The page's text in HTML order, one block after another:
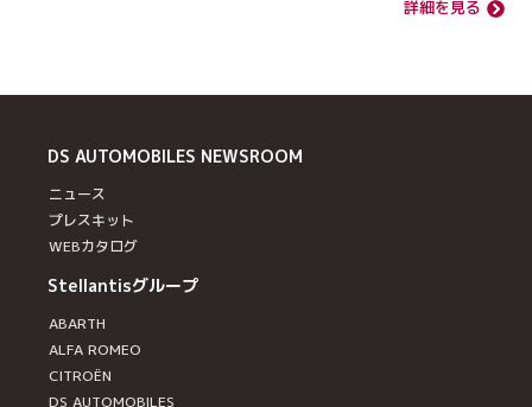
詳細を見る
DS AUTOMOBILES NEWSROOM
ニュース
プレスキット
WEBカタログ
Stellantisグループ
ABARTH
ALFA ROMEO
CITROËN
DS AUTOMOBILES